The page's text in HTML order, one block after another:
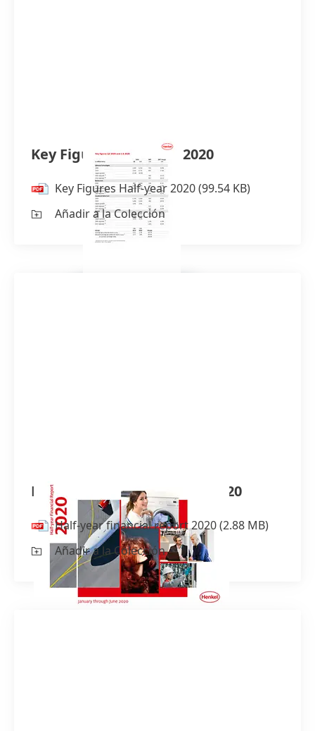
Key Figures Half-year 2020
Key Figures Half-year 2020(99.54 KB)
Añadir a la Colección
Half-year financial report 2020
Half-year financial report 2020(2.88 MB)
Añadir a la Colección